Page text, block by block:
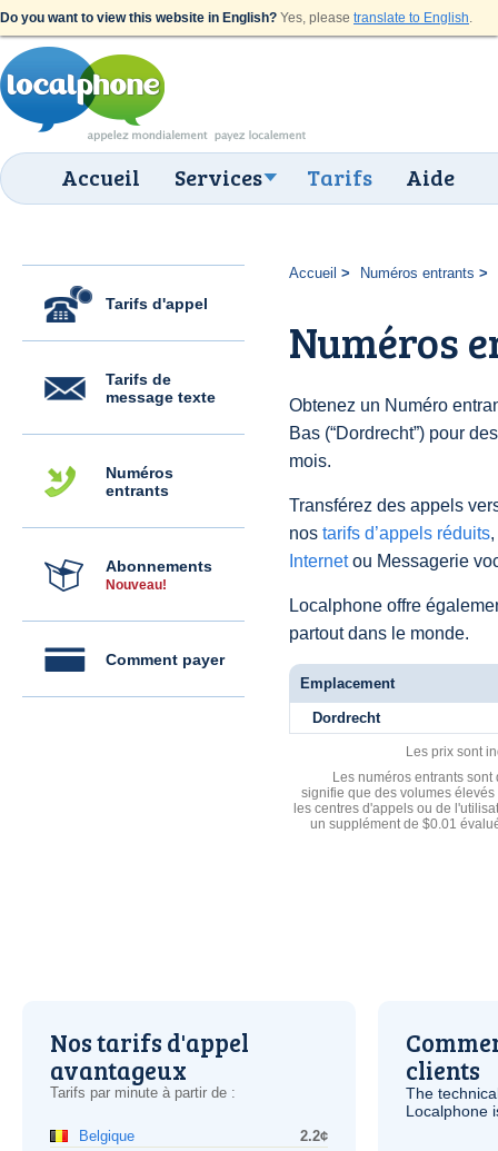
Do you want to view this website in English? Yes, please translate to English.
Accueil Services Tarifs Aide
Tarifs d'appel
Tarifs de
message texte
Numéros
entrants
Abonnements
Nouveau!
Comment payer
Accueil Numéros entrants
Numéros
Obtenez un Numéro
Bas (“Dordrecht”) pour
mois.
Transférez des appels
nos tarifs d’appels réduits
Internetou Messagerie
Localphone offre
partout dans le monde.
Emplacement
Dordrecht
Les prix sont
Les numéros entrants
signifie que des volumes
les centres d'appels ou de
un supplément de $0.01
Nos tarifs d'appel
avantageux
Tarifs par minute à partir de :
Belgique
2.2¢
clients
The
Localphone